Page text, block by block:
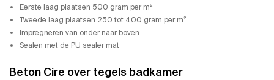
Eerste laag plaatsen 500 gram per m²
Tweede laag plaatsen 250 tot 400 gram per m²
Impregneren van onder naar boven
Sealen met de PU sealer mat
Beton Cire over tegels badkamer